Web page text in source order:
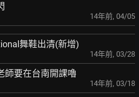
14年前, 04/05
舞鞋出清(新增)
14年前, 03/28
師要在台南開課嚕
14年前, 03/18